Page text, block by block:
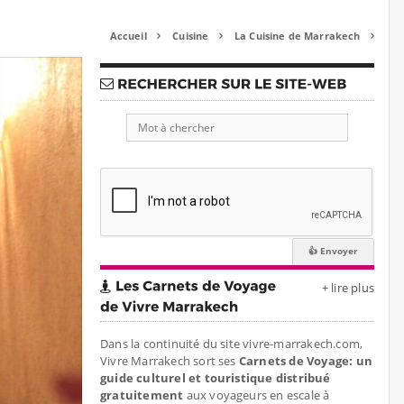
Accueil  Cuisine  La Cuisine de Marrakech 
+ lire plus
Dans la continuité du site vivre-marrakech.com,
Vivre Marrakech sort ses Carnets de Voyage: un
guide culturel et touristique distribué
gratuitement aux voyageurs en escale à